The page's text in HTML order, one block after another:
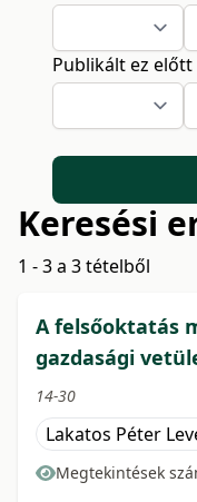
Publikált ez előtt
Keresési
1 - 3 a 3 tételből
A felsőoktatás
gazdasági
14-30
Lakatos Péter
Megtekintések